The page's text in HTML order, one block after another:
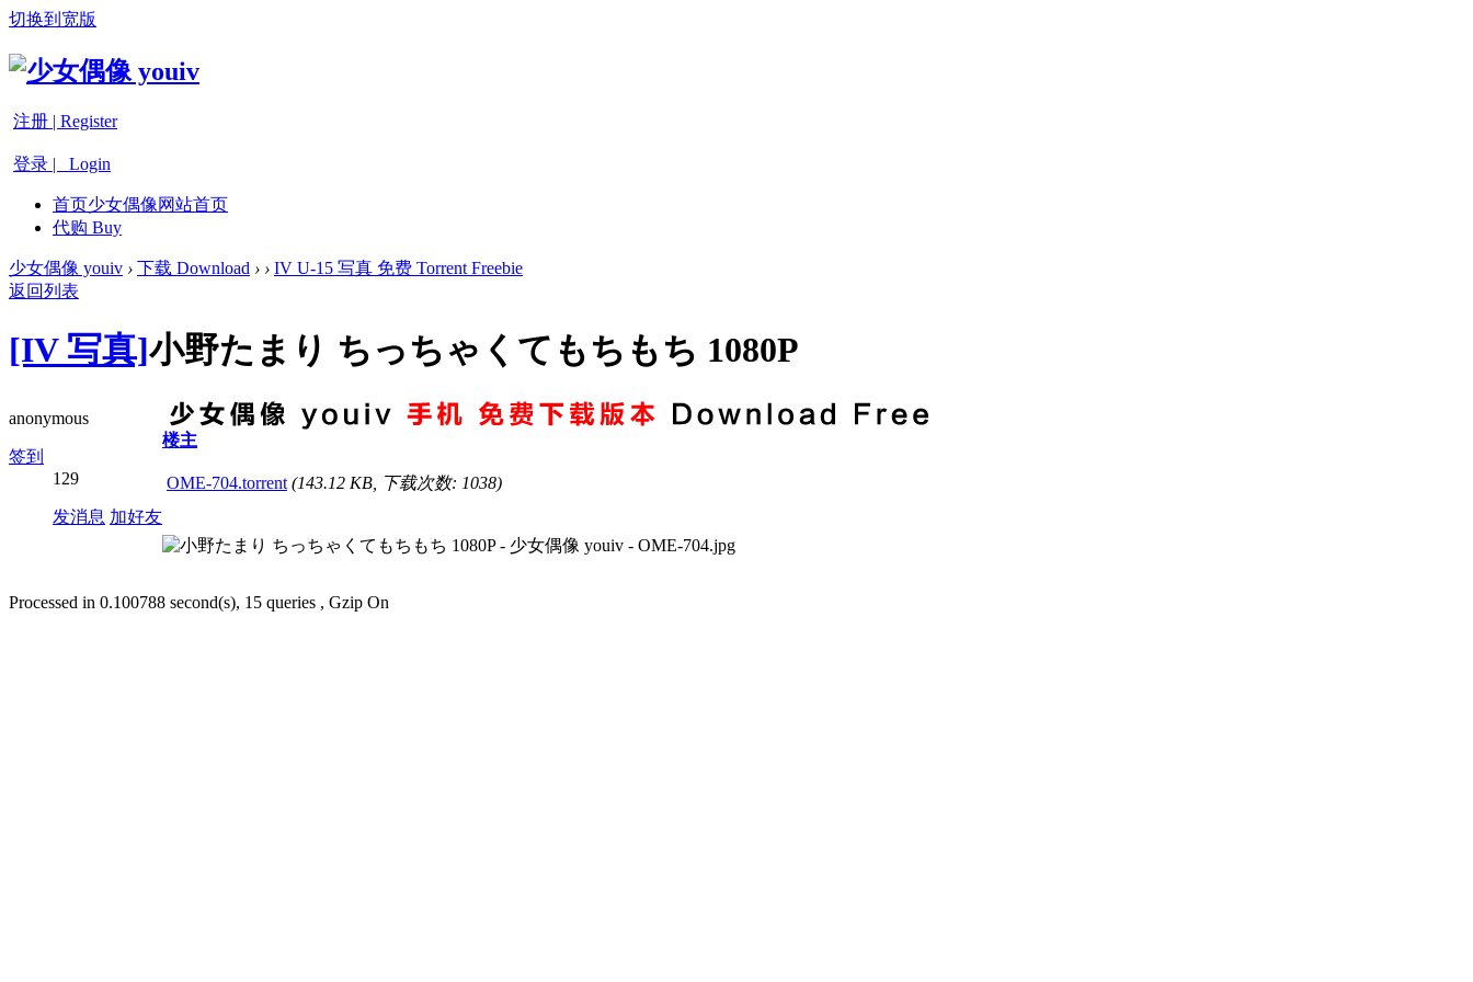
切换到宽版
注册 | Register
登录 | Login
首页少女偶像网站首页
代购 Buy
少女偶像 youiv › 下载 Download › › IV U-15 写真 免费 Torrent Freebie
返回列表
[IV 写真]小野たまり ちっちゃくてもちもち 1080P
anonymous
签到
129
发消息 加好友
楼主
OME-704.torrent (143.12 KB, 下载次数: 1038)
Processed in 0.100788 second(s), 15 queries , Gzip On